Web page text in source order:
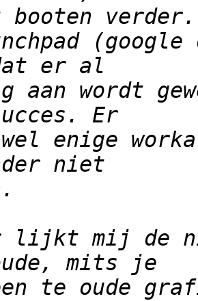
wordt
enige
lijkt mij de
te oude